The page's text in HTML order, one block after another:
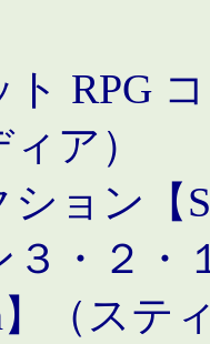
ト RPG
ア）
ション【
３・２
】（ステ